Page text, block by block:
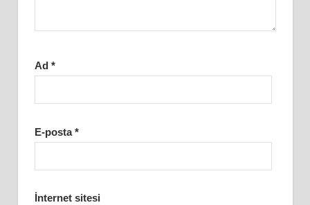
Ad *
E-posta*
İnternet sitesi